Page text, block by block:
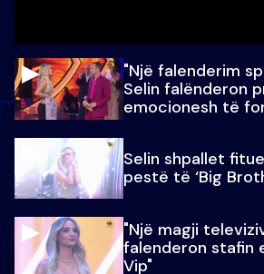
"Një falenderim
Selin falënderon
emocionesh të
Selin shpallet
pestë të ‘Big
"Një magji
falenderon stafin
Vip"